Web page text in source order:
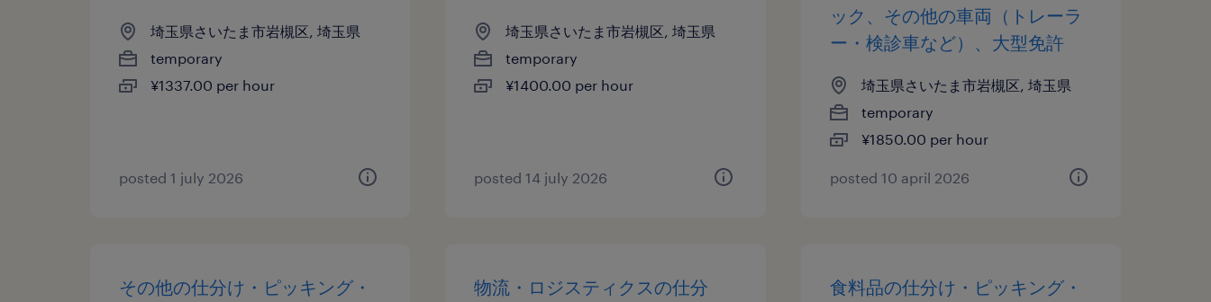
埼玉県さいたま市岩槻区, 埼玉県
temporary
¥1337.00 per hour
posted 1 july 2026
埼玉県さいたま市岩槻区, 埼玉県
temporary
¥1400.00 per hour
posted 14 july 2026
ック、その他の車両（トレーラ
ー・検診車など）、大型免許
埼玉県さいたま市岩槻区, 埼玉県
temporary
¥1850.00 per hour
posted 10 april 2026
その他の仕分け・ピッキング・
物流・ロジスティクスの仕分
食料品の仕分け・ピッキング・